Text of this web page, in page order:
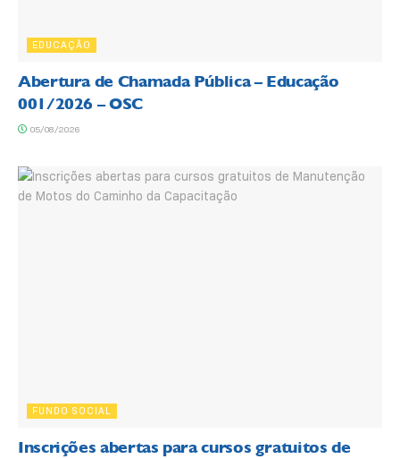
EDUCAÇÃO
Abertura de Chamada Pública – Educação
001/2026 – OSC
05/08/2026
FUNDO SOCIAL
Inscrições abertas para cursos gratuitos de